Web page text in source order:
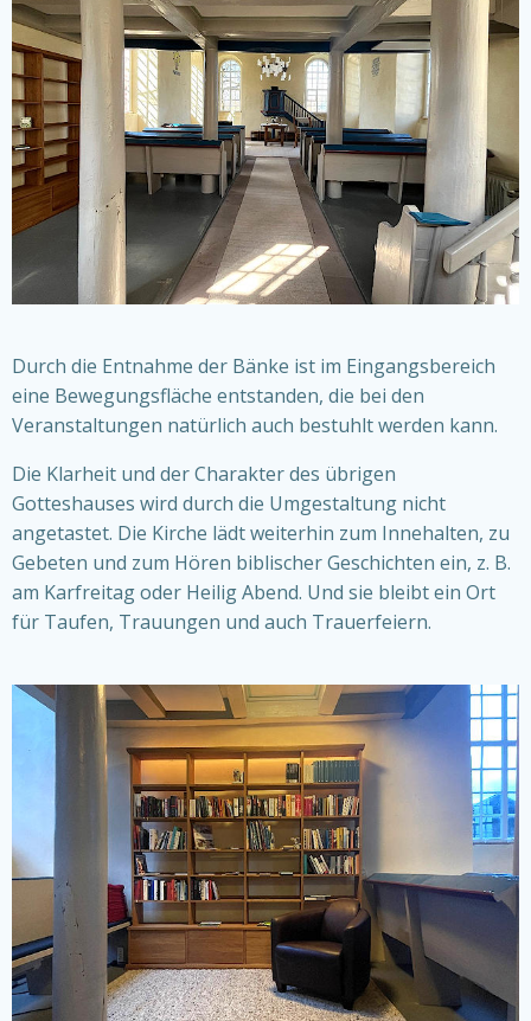
Durch die Entnahme der Bänke ist im Eingangsbereich
eine Bewegungsfläche entstanden, die bei den
Veranstaltungen natürlich auch bestuhlt werden kann.
Die Klarheit und der Charakter des übrigen
Gotteshauses wird durch die Umgestaltung nicht
angetastet. Die Kirche lädt weiterhin zum Innehalten, zu
Gebeten und zum Hören biblischer Geschichten ein, z. B.
am Karfreitag oder Heilig Abend. Und sie bleibt ein Ort
für Taufen, Trauungen und auch Trauerfeiern.